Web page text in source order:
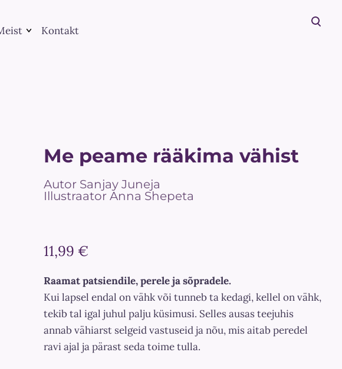
Kontakt
Me peame rääkima vähist
Autor Sanjay Juneja
Illustraator Anna Shepeta
11,99 €
Raamat patsiendile, perele ja sõpradele.
Kui lapsel endal on vähk või tunneb ta kedagi, kellel on vähk,
tekib tal igal juhul palju küsimusi. Selles ausas teejuhis
annab vähiarst selgeid vastuseid ja nõu, mis aitab peredel
ravi ajal ja pärast seda toime tulla.